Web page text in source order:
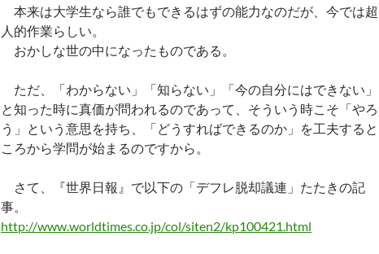
本来は大学生なら誰でもできるはずの能力なのだが、今では超
人的作業らしい。
おかしな世の中になったものである。
ただ、「わからない」「知らない」「今の自分にはできない」
と知った時に真価が問われるのであって、そういう時こそ「やろ
う」という意思を持ち、「どうすればできるのか」を工夫すると
ころから学問が始まるのですから。
さて、『世界日報』で以下の「デフレ脱却議連」たたきの記
事。
http://www.worldtimes.co.jp/col/siten2/kp100421.html